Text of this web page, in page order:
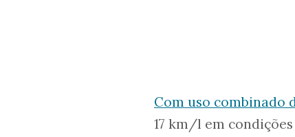
Com uso combinado
17 km/l em